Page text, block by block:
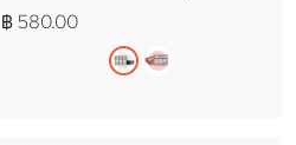
฿ 580.00